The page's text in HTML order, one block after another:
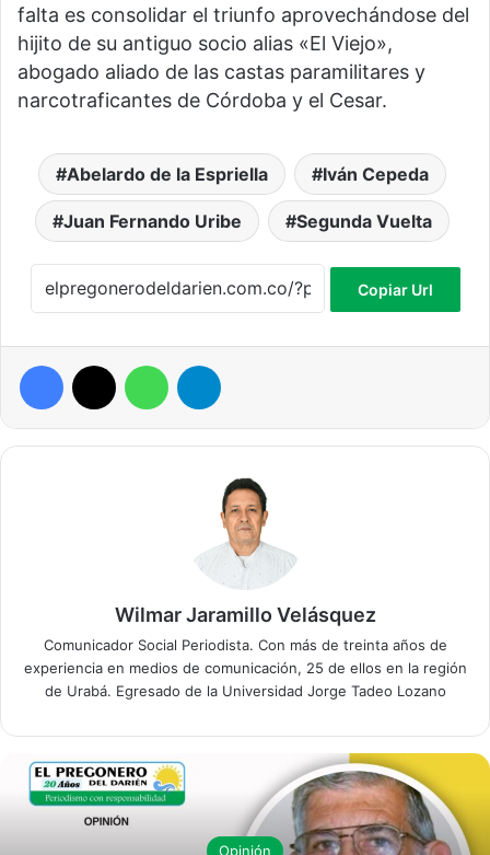
falta es consolidar el triunfo aprovechándose del
hijito de su antiguo socio alias «El Viejo»,
abogado aliado de las castas paramilitares y
narcotraficantes de Córdoba y el Cesar.
Abelardo de la Espriella Iván Cepeda
Juan Fernando Uribe Segunda Vuelta
Copiar Url
Facebook WhatsApp
Wilmar Jaramillo Velásquez
Comunicador Social Periodista. Con más de treinta años de
experiencia en medios de comunicación, 25 de ellos en la región
de Urabá. Egresado de la Universidad Jorge Tadeo Lozano
Opinión